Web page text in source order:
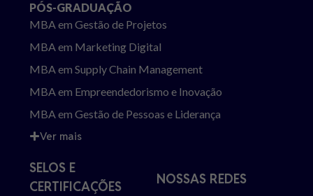
PÓS-GRADUAÇÃO
MBA em Gestão de Projetos
MBA em Marketing Digital
MBA em Supply Chain Management
MBA em Empreendedorismo e Inovação
MBA em Gestão de Pessoas e Liderança
Ver mais
SELOS E
CERTIFICAÇÕES
NOSSAS REDES